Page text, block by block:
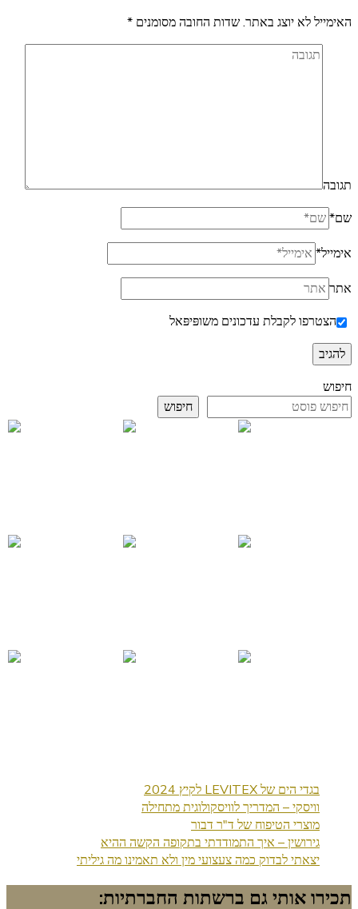
האימייל לא יוצג באתר.שדות החובה מסומנים *
תגובה
שם*
אימייל*
אתר
הצטרפו לקבלת עדכונים משופּיפּאל
חיפוש
חיפוש
בגדי הים של LEVITEX לקיץ 2024
וויסקי – המדריך לוויסקולוגית מתחילה
מוצרי הטיפוח של ד"ר דבור
גירושין – איך התמודדתי בתקופה הקשה ההיא
יצאתי לבדוק כמה צעצועי מין ולא תאמינו מה גיליתי
תכירו אותי גם ברשתות החברתיות: